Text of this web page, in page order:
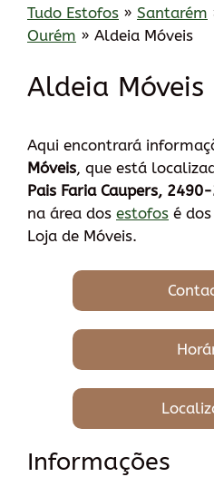
Tudo Estofos » Santarém
Ourém » Aldeia Móveis
Aldeia Móveis
Aqui encontrará
Móveis, que está
Pais Faria Caupers,
na área dos estofos é
Loja de Móveis.
Informações